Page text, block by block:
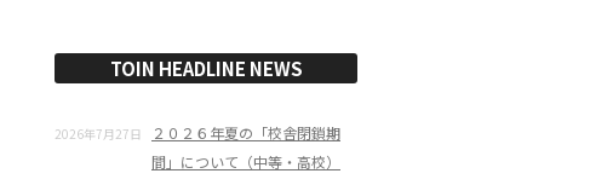
TOIN HEADLINE NEWS
2026年7月27日
２０２６年夏の「校舎閉鎖期
間」について（中等・高校）